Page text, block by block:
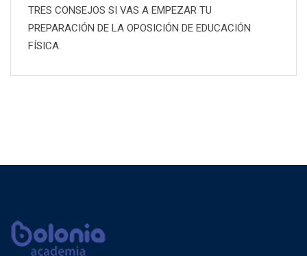
TRES CONSEJOS SI VAS A EMPEZAR TU
PREPARACIÓN DE LA OPOSICIÓN DE EDUCACIÓN
FÍSICA.